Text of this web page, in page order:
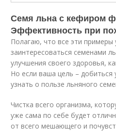
Семя льна с кефиром
Эффективность при
Полагаю, что все эти
заинтересоваться семенами
улучшения своего здоровья,
Но если ваша цель – добиться
узнать о пользе льняного
Чистка всего организма,
уже сама по себе будет
от всего мешающего и